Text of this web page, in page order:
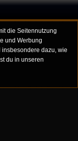
die Seitennutzung
und Werbung
dazu, wie
du in unseren